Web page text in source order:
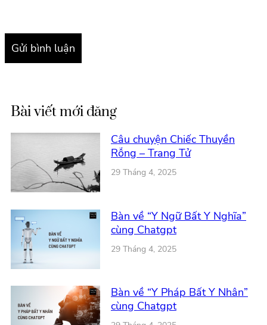
Bài viết mới đăng
Câu chuyện Chiếc Thuyền
Rỗng – Trang Tử
29 Tháng 4, 2025
Bàn về “Y Ngữ Bất Y Nghĩa”
cùng Chatgpt
29 Tháng 4, 2025
Bàn về “Y Pháp Bất Y Nhân”
cùng Chatgpt